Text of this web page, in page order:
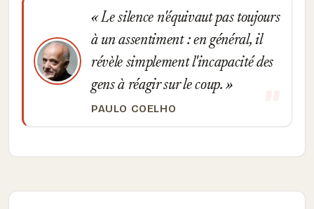
Le silence n'équivaut pas toujours
à un assentiment : en général, il
révèle simplement l'incapacité des
gens à réagir sur le coup.
PAULO COELHO